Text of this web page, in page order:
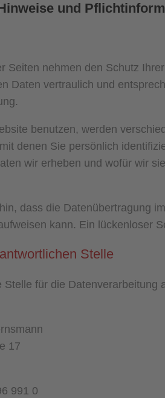
und
Seiten nehmen den Schutz
Daten vertraulich und
benutzen, werden
denen Sie persönlich
wir erheben und wofür wir
dass die Datenübertragung
kann. Ein lückenloser
Stelle
Stelle für die Datenverarbeitung
17
991 0